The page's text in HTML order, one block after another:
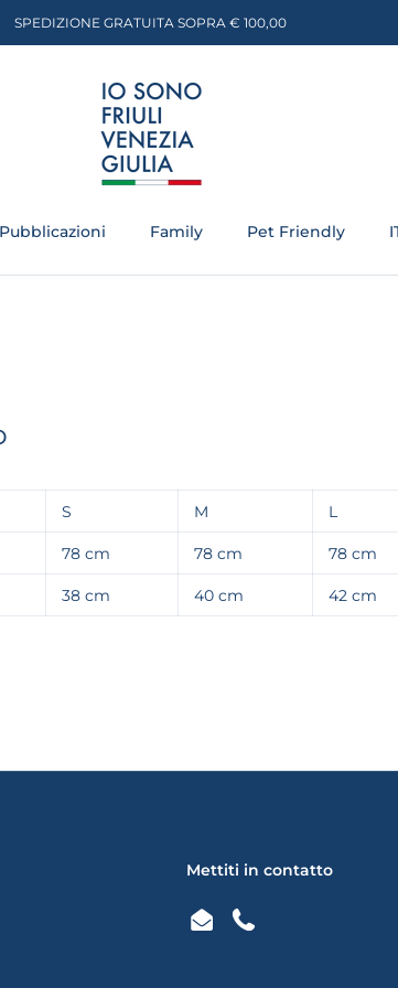
SPEDIZIONE GRATUITA SOPRA € 100,00
Pubblicazioni Family Pet Friendly
S M L
78 cm 78 cm 78 cm
38 cm 40 cm 42 cm
Mettiti in contatto
EmailPhone